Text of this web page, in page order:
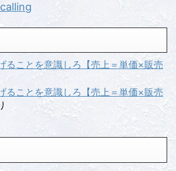
ることを意識しろ【売上＝単価×販売
ることを意識しろ【売上＝単価×販売